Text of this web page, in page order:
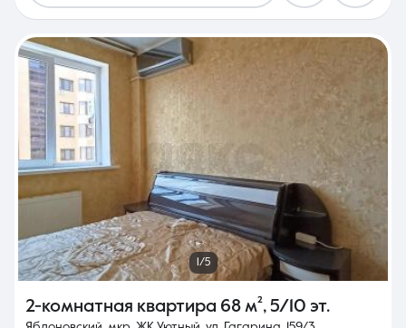
1/5
2-комнатная квартира 68 м², 5/10 эт.